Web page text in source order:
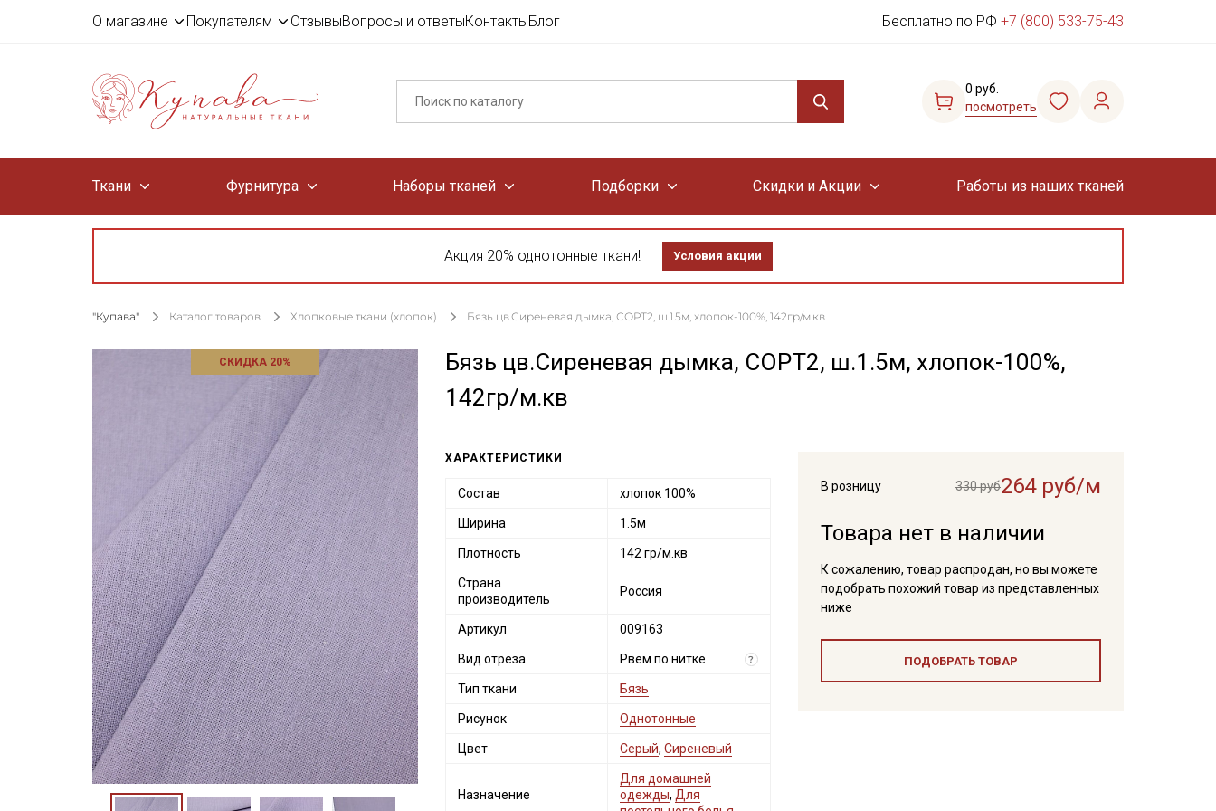
О магазине Покупателям ОтзывыВопросы и ответыКонтактыБлог Бесплатно по РФ +7 (800) 533-75-43
0 руб.
посмотреть
Ткани Фурнитура Наборы тканей Подборки Скидки и Акции Работы из наших тканей
Акция 20% однотонные ткани! Условия акции
"Купава" Каталог товаров Хлопковые ткани (хлопок) Бязь цв.Сиреневая дымка, СОРТ2, ш.1.5м, хлопок-100%, 142гр/м.кв
СКИДКА 20%
Бязь цв.Сиреневая дымка, СОРТ2, ш.1.5м, хлопок-100%,
142гр/м.кв
В розницу 330 руб264 руб/м
Товара нет в наличии
К сожалению, товар распродан, но вы можете
подобрать похожий товар из представленных
ниже
ПОДОБРАТЬ ТОВАР
ХАРАКТЕРИСТИКИ
Состав хлопок 100%
Ширина 1.5м
Плотность 142 гр/м.кв
Страна
производитель
Россия
Артикул 009163
Вид отреза Рвем по нитке ?
Тип ткани Бязь
Рисунок Однотонные
Цвет Серый, Сиреневый
Назначение
Для домашней
одежды, Для